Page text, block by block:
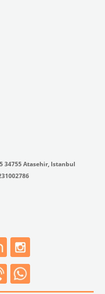
34755 Atasehir, Istanbul